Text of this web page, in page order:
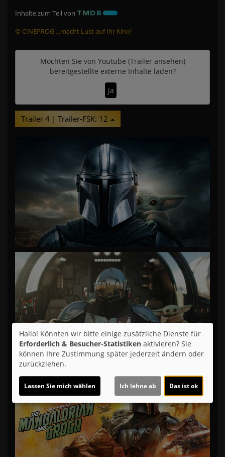
Inhalte zum Teil von
© CINEPROG ...macht Lust auf Ihr Kino!
Möchten Sie von Youtube (Trailer ansehen)
bereitgestellte externe Inhalte laden?
Ja
Trailer 4 | Trailer-FSK: 12
Hallo! Könnten wir bitte einige zusätzliche Dienste für
Erforderlich & Besucher-Statistiken aktivieren? Sie
können Ihre Zustimmung später jederzeit ändern oder
zurückziehen.
Lassen Sie mich wählen Ich lehne ab Das ist ok